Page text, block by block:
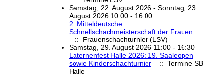
Samstag, 22. August 2026 - Sonntag, 23.
August 2026 10:00 - 16:00
2. Mitteldeutsche
Schnellschachmeisterschaft der Frauen
:: Frauenschachturnier (LSV)
Samstag, 29. August 2026 11:00 - 16:30
Laternenfest Halle 2026: 19. Saaleopen
sowie Kinderschachturnier
:: Termine SB
Halle